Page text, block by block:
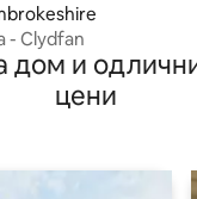
- Clydfan
дом и
цени